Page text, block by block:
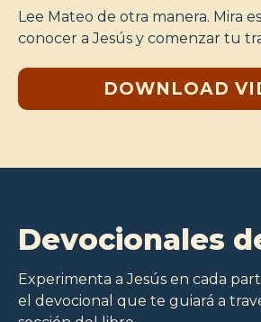
Lee Mateo de otra manera. Mira
conocer a Jesús y comenzar tu
DOWNLOAD
Devocionales
Experimenta a Jesús en cada
el devocional que te guiará a